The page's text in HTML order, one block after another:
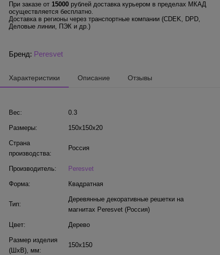
При заказе от 15000 рублей доставка курьером в пределах МКАД
осуществляется бесплатно.
Доставка в регионы через транспортные компании (CDEK, DPD,
Деловые линии, ПЭК и др.)
Бренд: Peresvet
Характеристики Описание Отзывы
Вес: 0.3
Размеры: 150x150x20
Страна
производства:
Россия
Производитель: Peresvet
Форма: Квадратная
Тип:
Деревянные декоративные решетки на
магнитах Peresvet (Россия)
Цвет: Дерево
Размер изделия
(ШхВ), мм:
150х150